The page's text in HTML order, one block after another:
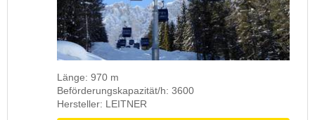
Länge: 970 m
Beförderungskapazität/h: 3600
Hersteller: LEITNER